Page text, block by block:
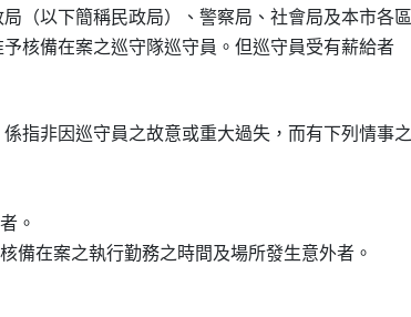
（以下簡稱民政局）、警察局、社會局及本市各區
予核備在案之巡守隊巡守員。但巡守員受有薪給者
指非因巡守員之故意或重大過失，而有下列情事之
。
備在案之執行勤務之時間及場所發生意外者。